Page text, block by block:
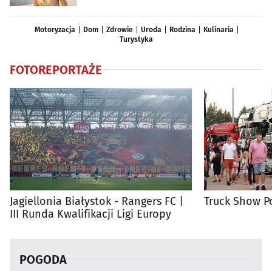
Motoryzacja Dom Zdrowie Uroda Rodzina
Kulinaria
Turystyka
FOTOREPORTAŻE
Jagiellonia Białystok - Rangers FC |
III Runda Kwalifikacji Ligi Europy
Truck Show
POGODA